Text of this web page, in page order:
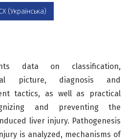
(Українська)
data on classification,
picture, diagnosis and
tactics, as well as practical
and preventing the
liver injury. Pathogenesis
is analyzed, mechanisms of